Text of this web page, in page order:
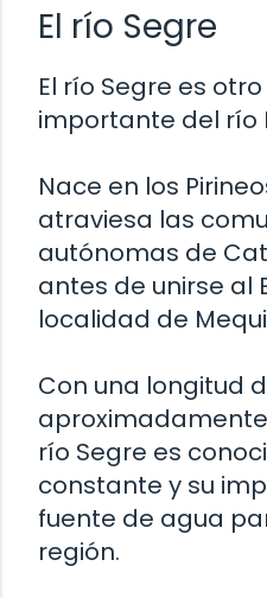
El río Segre
El río Segre es
importante del río
Nace en los
atraviesa las
autónomas de
antes de unirse al
localidad de
Con una longitud
río Segre es
constante y su
fuente de agua
región.